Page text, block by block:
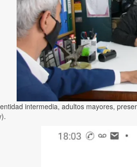
intermedia, adultos mayores,